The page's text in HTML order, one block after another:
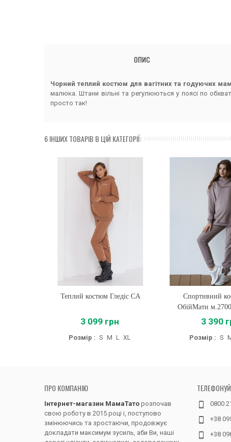
ОПИС
Чорний теплий костюм для вагітних та годуючих
малюка. Штани вільні та регулюються у поясі по
просто так!
6 ІНШИХ ТОВАРІВ В ЦІЙ КАТЕГОРІЇ:
Купити
Теплий костюм Гледіс CA
3 099 грн
Розмір : S M L XL
Купити
Спортивний
ОбійМати
3 390
Розмір : S
ПРО КОМПАНІЮ
Інтернет-магазин МамаТато розпочав
свою роботу в 2015 році і, поступово
змінюючись та зростаючи, продовжує
докладати максимум зусиль, аби Ви, наші
0800
+38
+38